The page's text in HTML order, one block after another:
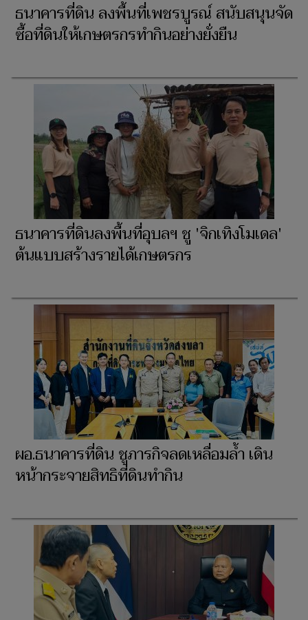
ธนาคารที่ดิน ลงพื้นที่เพชรบูรณ์ สนับสนุนจัด
ซื้อที่ดินให้เกษตรกรทำกินอย่างยั่งยืน
ธนาคารที่ดินลงพื้นที่อุบลฯ ชู 'จิกเทิงโมเดล'
ต้นแบบสร้างรายได้เกษตรกร
ผอ.ธนาคารที่ดิน ชูภารกิจลดเหลื่อมล้ำ เดิน
หน้ากระจายสิทธิที่ดินทำกิน